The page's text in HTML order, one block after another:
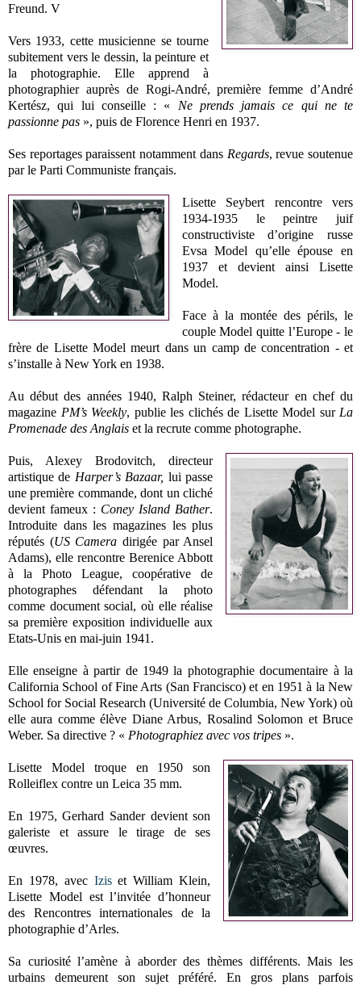
Freund. V
Vers 1933, cette musicienne se tourne
subitement vers le dessin, la peinture et
la photographie. Elle apprend à
photographier auprès de Rogi-André, première femme d’André
Kertész, qui lui conseille : « Ne prends jamais ce qui ne te
passionne pas », puis de Florence Henri en 1937.
Ses reportages paraissent notamment dans Regards, revue soutenue
par le Parti Communiste français.
Lisette Seybert rencontre vers
1934-1935 le peintre juif
constructiviste d’origine russe
Evsa Model qu’elle épouse en
1937 et devient ainsi Lisette
Model.
Face à la montée des périls, le
couple Model quitte l’Europe - le
frère de Lisette Model meurt dans un camp de concentration - et
s’installe à New York en 1938.
Au début des années 1940, Ralph Steiner, rédacteur en chef du
magazine PM’s Weekly, publie les clichés de Lisette Model sur La
Promenade des Anglais et la recrute comme photographe.
Puis, Alexey Brodovitch, directeur
artistique de Harper’s Bazaar, lui passe
une première commande, dont un cliché
devient fameux : Coney Island Bather.
Introduite dans les magazines les plus
réputés (US Camera dirigée par Ansel
Adams), elle rencontre Berenice Abbott
à la Photo League, coopérative de
photographes défendant la photo
comme document social, où elle réalise
sa première exposition individuelle aux
Etats-Unis en mai-juin 1941.
Elle enseigne à partir de 1949 la photographie documentaire à la
California School of Fine Arts (San Francisco) et en 1951 à la New
School for Social Research (Université de Columbia, New York) où
elle aura comme élève Diane Arbus, Rosalind Solomon et Bruce
Weber. Sa directive ? « Photographiez avec vos tripes ».
Lisette Model troque en 1950 son
Rolleiflex contre un Leica 35 mm.
En 1975, Gerhard Sander devient son
galeriste et assure le tirage de ses
œuvres.
En 1978, avec Iziset William Klein,
Lisette Model est l’invitée d’honneur
des Rencontres internationales de la
photographie d’Arles.
Sa curiosité l’amène à aborder des thèmes différents. Mais les
urbains demeurent son sujet préféré. En gros plans parfois